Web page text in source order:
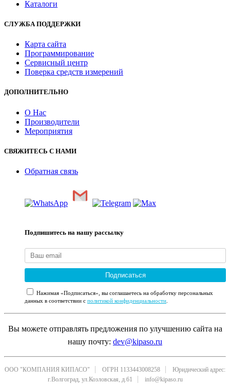
Каталоги
СЛУЖБА ПОДДЕРЖКИ
Карта сайта
Программирование
Сервисный центр
Поверка средств измерений
ДОПОЛНИТЕЛЬНО
О Нас
Производители
Мероприятия
СВЯЖИТЕСЬ С НАМИ
Обратная связь
Подпишитесь на нашу рассылку
Подписаться
Нажимая «Подписаться», вы соглашаетесь на обработку персональных
данных в соответствии с политикой конфиденциальности
Вы можете отправлять предложения по улучшению сайта на
нашу почту: dev@kipaso.ru
ООО "КОМПАНИЯ КИПАСО" ОГРН 1133443008258
Юридический адрес:
г.Волгоград, ул.Козловская, д.61
info@kipaso.ru